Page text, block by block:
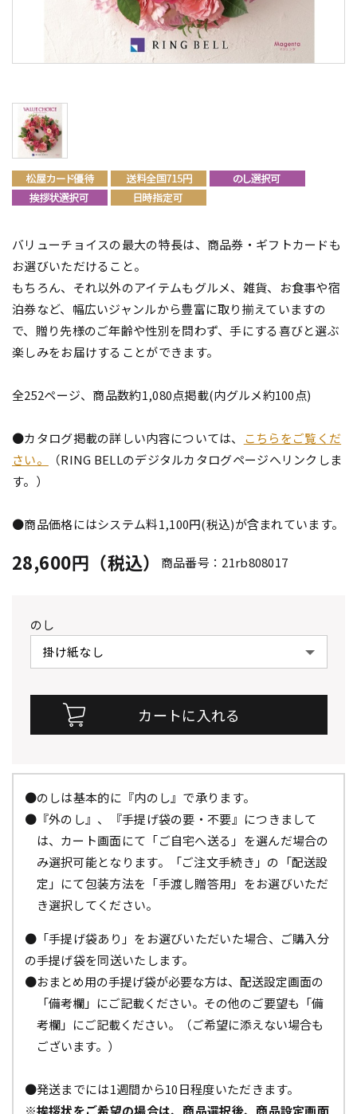
バリューチョイスの最大の特長は、商品券・ギフトカードも
お選びいただけること。
もちろん、それ以外のアイテムもグルメ、雑貨、お食事や宿
泊券など、幅広いジャンルから豊富に取り揃えていますの
で、贈り先様のご年齢や性別を問わず、手にする喜びと選ぶ
楽しみをお届けすることができます。
全252ページ、商品数約1,080点掲載(内グルメ約100点)
●カタログ掲載の詳しい内容については、
こちらをご覧くだ
さい。
（RING BELLのデジタルカタログページへリンクしま
す。）
●商品価格にはシステム料1,100円(税込)が含まれています。
28,600円（税込） 商品番号：21rb808017
のし
●のしは基本的に『内のし』で承ります。
●『外のし』、『手提げ袋の要・不要』につきまして
は、カート画面にて「ご自宅へ送る」を選んだ場合の
み選択可能となります。「ご注文手続き」の「配送設
定」にて包装方法を「手渡し贈答用」をお選びいただ
き選択してください。
●「手提げ袋あり」をお選びいただいた場合、ご購入分
の手提げ袋を同送いたします。
●おまとめ用の手提げ袋が必要な方は、配送設定画面の
「備考欄」にご記載ください。その他のご要望も「備
考欄」にご記載ください。（ご希望に添えない場合も
ございます。）
●発送までには1週間から10日程度いただきます。